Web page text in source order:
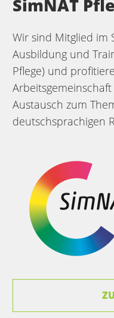
SimNAT
Wir sind Mitglied im
Ausbildung und
Pflege) und
Austausch zum
deutschsprachigen